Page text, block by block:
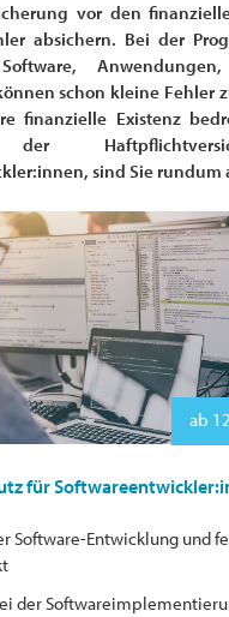
vor den
absichern. Bei der
schon kleine Fehler
finanzielle Existenz
der
sind Sie rundum
ab
für
Software-Entwicklung und
der